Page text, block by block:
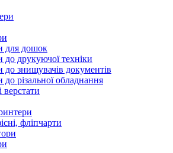
для дошок
до друкуючої техніки
до знищувачів документів
до різальної обладнання
верстати
фліпчарти